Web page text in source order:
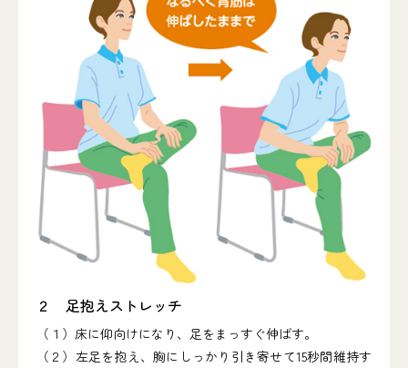
２ 足抱えストレッチ
（１）床に仰向けになり、足をまっすぐ伸ばす。
（２）左足を抱え、胸にしっかり引き寄せて15秒間維持す